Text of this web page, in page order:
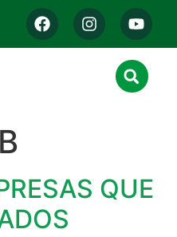
QUE